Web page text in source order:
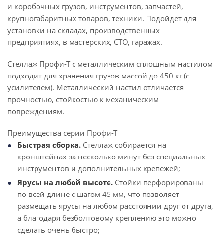
и коробочных грузов, инструментов, запчастей,
крупногабаритных товаров, техники. Подойдет для
установки на складах, производственных
предприятиях, в мастерских, СТО, гаражах.
Стеллаж Профи-Т с металлическим сплошным настилом
подходит для хранения грузов массой до 450 кг (с
усилителем). Металлический настил отличается
прочностью, стойкостью к механическим
повреждениям.
Преимущества серии Профи-Т
Быстрая сборка. Стеллаж собирается на
кронштейнах за несколько минут без специальных
инструментов и дополнительных крепежей;
Ярусы на любой высоте. Стойки перфорированы
по всей длине с шагом 45 мм, что позволяет
размещать ярусы на любом расстоянии друг от друга,
а благодаря безболтовому креплению это можно
сделать очень быстро;